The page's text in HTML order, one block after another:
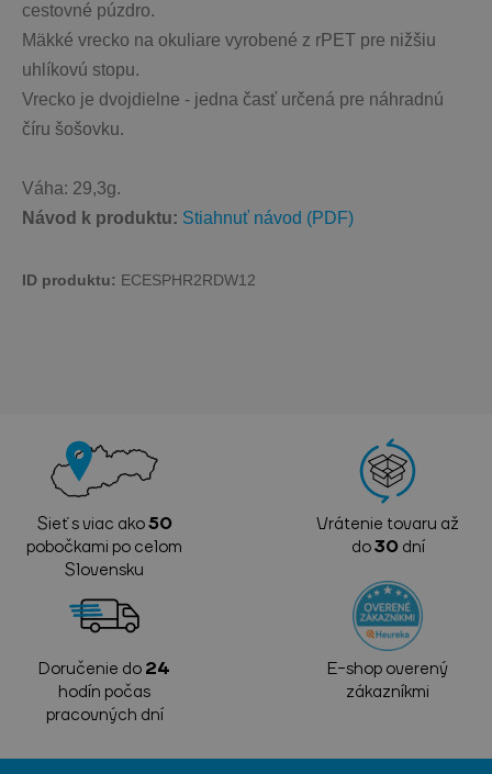
cestovné púzdro.
Mäkké vrecko na okuliare vyrobené z rPET pre nižšiu
uhlíkovú stopu.
Vrecko je dvojdielne - jedna časť určená pre náhradnú
číru šošovku.
Váha: 29,3g.
Návod k produktu: Stiahnuť návod (PDF)
ID produktu: ECESPHR2RDW12
Sieť s viac ako50
pobočkami po celom
Slovensku
Vrátenie tovaru až
do30dní
Doručenie do24
hodín počas
pracovných dní
E-shop overený
zákazníkmi